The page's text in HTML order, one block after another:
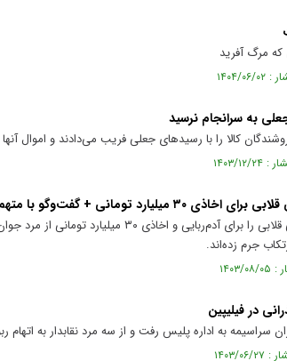
که مرگ آفرید
به سرانجام نرسید
کالا را با رسید‌های جعلی فریب می‌دادند و اموال
تومانی + گفت‌وگو با متهم
دو برادر که کارآگاه خصوصی قلابی را برای
جرم زده‌اند.
در فیلیپین
سراسیمه به اداره پلیس رفت و از سه مرد نقابدار به